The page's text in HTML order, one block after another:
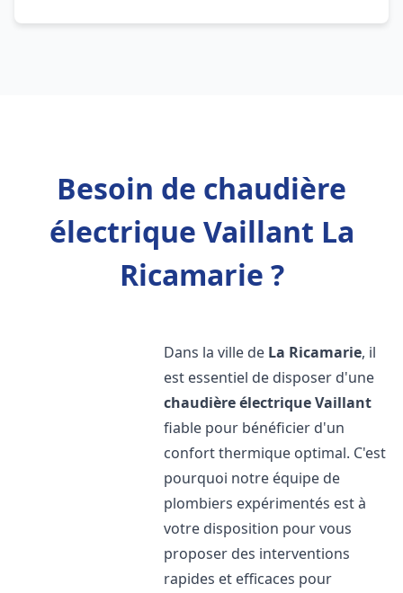
Besoin de chaudière
électrique Vaillant La
Ricamarie ?
Dans la ville de La Ricamarie, il
est essentiel de disposer d'une
chaudière électrique Vaillant
fiable pour bénéficier d'un
confort thermique optimal. C'est
pourquoi notre équipe de
plombiers expérimentés est à
votre disposition pour vous
proposer des interventions
rapides et efficaces pour